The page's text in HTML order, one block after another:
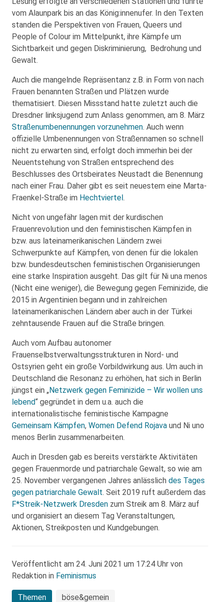
vom Alaunpark bis an das König:innenufer. In den Texten
standen die Perspektiven von Frauen, Queers und
People of Colour im Mittelpunkt, ihre Kämpfe um
Sichtbarkeit und gegen Diskriminierung, Bedrohung und
Gewalt.
Auch die mangelnde Repräsentanz z.B. in Form von nach
Frauen benannten Straßen und Plätzen wurde
thematisiert. Diesen Missstand hatte zuletzt auch die
Dresdner linksjugend zum Anlass genommen, am 8. März
Straßenumbenennungen vorzunehmen. Auch wenn
offizielle Umbenennungen von Straßennamen so schnell
nicht zu erwarten sind, erfolgt doch immerhin bei der
Neuentstehung von Straßen entsprechend des
Beschlusses des Ortsbeirates Neustadt die Benennung
nach einer Frau. Daher gibt es seit neuestem eine Marta-
Fraenkel-Straße im Hechtviertel.
Nicht von ungefähr lagen mit der kurdischen
Frauenrevolution und den feministischen Kämpfen in
bzw. aus lateinamerikanischen Ländern zwei
Schwerpunkte auf Kämpfen, von denen für die lokalen
bzw. bundesdeutschen feministischen Organisierungen
eine starke Inspiration ausgeht. Das gilt für Ni una menos
(Nicht eine weniger), die Bewegung gegen Feminizide, die
2015 in Argentinien begann und in zahlreichen
lateinamerikanischen Ländern aber auch in der Türkei
zehntausende Frauen auf die Straße bringen.
Auch vom Aufbau autonomer
Frauenselbstverwaltungsstrukturen in Nord- und
Ostsyrien geht ein große Vorbildwirkung aus. Um auch in
Deutschland die Resonanz zu erhöhen, hat sich in Berlin
jüngst ein „Netzwerk gegen Feminizide – Wir wollen uns
lebend“ gegründet in dem u.a. auch die
internationalistische feministische Kampagne
Gemeinsam Kämpfen, Women Defend Rojava und Ni uno
menos Berlin zusammenarbeiten.
Auch in Dresden gab es bereits verstärkte Aktivitäten
gegen Frauenmorde und patriarchale Gewalt, so wie am
25. November vergangenen Jahres anlässlich des Tages
gegen patriarchale Gewalt. Seit 2019 ruft außerdem das
F*Streik-Netzwerk Dresden zum Streik am 8. März auf
und organisiert an diesem Tag Veranstaltungen,
Aktionen, Streikposten und Kundgebungen.
Veröffentlicht am 24. Juni 2021 um 17:24 Uhr von
Redaktion in Feminismus
Themen böse&gemein